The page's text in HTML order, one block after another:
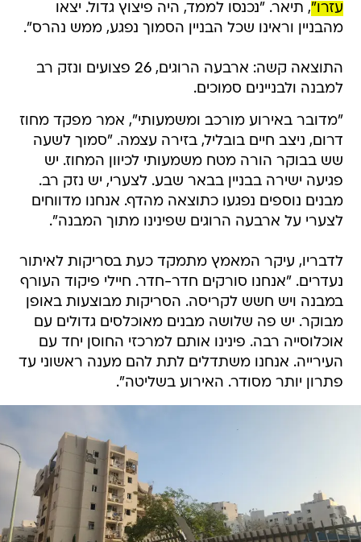
עזרו", תיאר. "נכנסו לממד, היה פיצוץ גדול. יצאו
מהבניין וראינו שכל הבניין הסמוך נפגע, ממש נהרס".
התוצאה קשה: ארבעה הרוגים, 26 פצועים ונזק רב
למבנה ולבניינים סמוכים.
"מדובר באירוע מורכב ומשמעותי", אמר מפקד מחוז
דרום, ניצב חיים בובליל, בזירה עצמה. "סמוך לשעה
שש בבוקר הורה מטח משמעותי לכיוון המחוז. יש
פגיעה ישירה בבניין בבאר שבע. לצערי, יש נזק רב.
מבנים נוספים נפגעו כתוצאה מהדף. אנחנו מדווחים
לצערי על ארבעה הרוגים שפינינו מתוך המבנה".
לדבריו, עיקר המאמץ מתמקד כעת בסריקות לאיתור
נעדרים. "אנחנו סורקים חדר-חדר. חיילי פיקוד העורף
במבנה ויש חשש לקריסה. הסריקות מבוצעות באופן
מבוקר. יש פה שלושה מבנים מאוכלסים גדולים עם
אוכלוסייה רבה. פינינו אותם למרכזי החוסן יחד עם
העירייה. אנחנו משתדלים לתת להם מענה ראשוני עד
פתרון יותר מסודר. האירוע בשליטה".